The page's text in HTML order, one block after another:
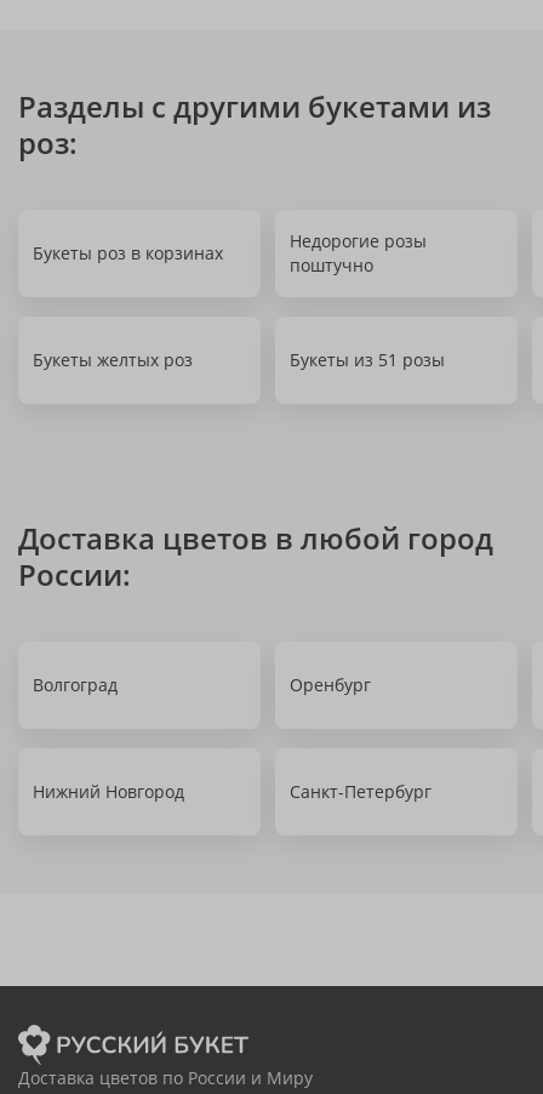
Разделы с другими букетами из
роз:
Букеты роз в корзинах
Недорогие розы
поштучно
Букеты желтых роз Букеты из 51 розы
Доставка цветов в любой город
России:
Волгоград Оренбург
Нижний Новгород Санкт-Петербург
Доставка цветов по России и Миру